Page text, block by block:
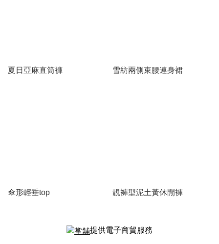
夏日亞麻直筒褲 雪紡兩側束腰連身裙
傘形輕垂top 靚褲型泥土黃休閒褲
提供電子商貿服務